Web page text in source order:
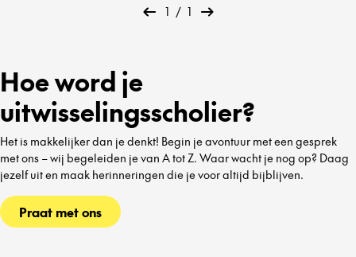
1 / 1
Hoe word je
uitwisselingsscholier?
Het is makkelijker dan je denkt! Begin je avontuur met een gesprek
met ons – wij begeleiden je van A tot Z. Waar wacht je nog op? Daag
jezelf uit en maak herinneringen die je voor altijd bijblijven.
Praat met ons